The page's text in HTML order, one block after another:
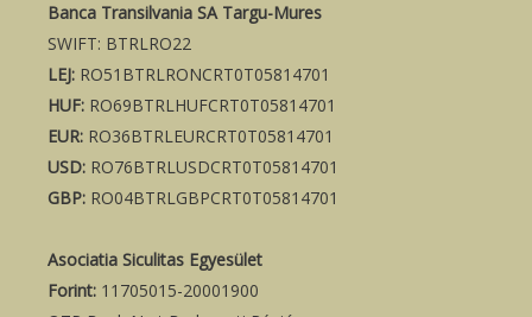
Banca Transilvania SA Targu-Mures
SWIFT: BTRLRO22
LEJ: RO51BTRLRONCRT0T05814701
HUF: RO69BTRLHUFCRT0T05814701
EUR: RO36BTRLEURCRT0T05814701
USD: RO76BTRLUSDCRT0T05814701
GBP: RO04BTRLGBPCRT0T05814701
Asociatia Siculitas Egyesület
Forint: 11705015-20001900